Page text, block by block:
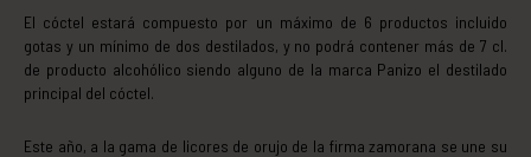
El cóctel estará compuesto por un máximo de 6 productos incluido
gotas y un mínimo de dos destilados, y no podrá contener más de 7 cl.
de producto alcohólico siendo alguno de la marca Panizo el destilado
principal del cóctel.
Este año, a la gama de licores de orujo de la firma zamorana se une su